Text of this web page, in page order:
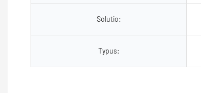
Solutio:
Typus: